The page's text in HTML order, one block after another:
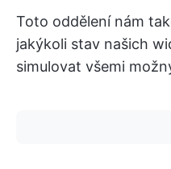
Toto oddělení nám
jakýkoli stav našich
simulovat všemi